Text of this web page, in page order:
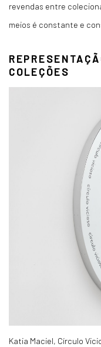
revendas entre
meios é constante e
COLEÇÕES
Katia Maciel, Círculo